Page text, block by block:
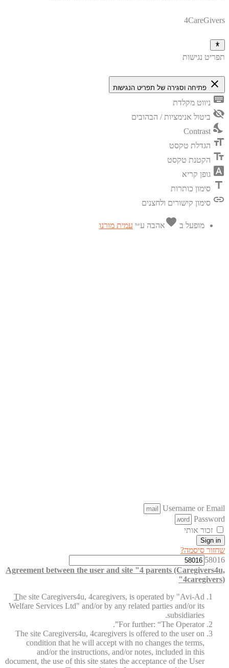
4CareGivers
תפריט נגישות
close פתיחה וסגירה של תפריט הנגישות
keyboard ניווט מקלדת
visibility_off ביטול אנימציות / הבהובים
nights_stay
Contrast
format_size הגדלת טקסט
text_fields הקטנת טקסט
font_download גופן קריא
title סימון כותרות
link סימון קישורים ולחצנים
מופעל ב favoriteאהבה ע״י עמית מורנו
Username or Email
Password
זכור אותי
Sign in
שחזור סיסמה?
58016
Agreement between the user and site "4 parents (Caregivers4u,
4caregivers)"
The site Caregivers4u, 4caregivers, is operated by "Avi-Ad
Welfare Services Ltd" and/or by any related parties and/or its
subsidiaries.
For further: “The Operator”.
The site Caregivers4u, 4caregivers is offered to the user on
condition that he will accept with no changes the terms,
and/or the instructions, and/or notes, included in this
document, the use of this site states the acceptance of the User